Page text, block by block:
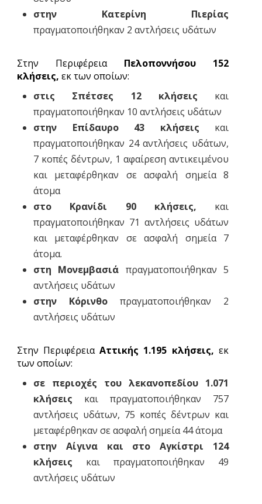
στην Κατερίνη Πιερίας
πραγματοποιήθηκαν 2 αντλήσεις υδάτων
Στην ΠεριφέρειαΠελοποννήσου 152
κλήσεις, εκ των οποίων:
στις Σπέτσες 12 κλήσεις και
πραγματοποιήθηκαν 10 αντλήσεις υδάτων
στην Επίδαυρο 43 κλήσεις και
πραγματοποιήθηκαν 24 αντλήσεις υδάτων,
7 κοπές δέντρων, 1 αφαίρεση αντικειμένου
και μεταφέρθηκαν σε ασφαλή σημεία 8
άτομα
στο Κρανίδι 90 κλήσεις, και
πραγματοποιήθηκαν 71 αντλήσεις υδάτων
και μεταφέρθηκαν σε ασφαλή σημεία 7
άτομα.
στη Μονεμβασιά πραγματοποιήθηκαν 5
αντλήσεις υδάτων
στην Κόρινθο πραγματοποιήθηκαν 2
αντλήσεις υδάτων
Στην ΠεριφέρειαΑττικής 1.195 κλήσεις,εκ
των οποίων:
σε περιοχές του λεκανοπεδίου 1.071
κλήσεις και πραγματοποιήθηκαν 757
αντλήσεις υδάτων, 75 κοπές δέντρων και
μεταφέρθηκαν σε ασφαλή σημεία 44 άτομα
στην Αίγινα και στο Αγκίστρι 124
κλήσεις και πραγματοποιήθηκαν 49
αντλήσεις υδάτων